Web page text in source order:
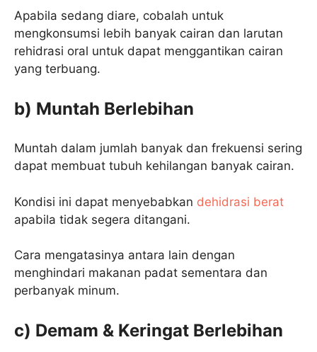
Apabila sedang diare, cobalah untuk
mengkonsumsi lebih banyak cairan dan larutan
rehidrasi oral untuk dapat menggantikan cairan
yang terbuang.
b) Muntah Berlebihan
Muntah dalam jumlah banyak dan frekuensi sering
dapat membuat tubuh kehilangan banyak cairan.
Kondisi ini dapat menyebabkan dehidrasi berat
apabila tidak segera ditangani.
Cara mengatasinya antara lain dengan
menghindari makanan padat sementara dan
perbanyak minum.
c) Demam & Keringat Berlebihan